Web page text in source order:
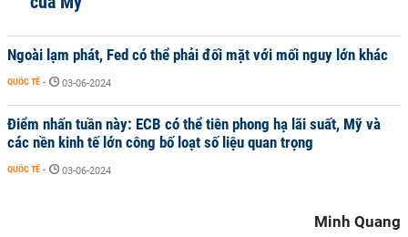
Ngoài lạm phát, Fed có thể phải đối mặt với mối nguy lớn khác
QUỐC TẾ - 03-06-2024
Điểm nhấn tuần này: ECB có thể tiên phong hạ lãi suất, Mỹ và
các nền kinh tế lớn công bố loạt số liệu quan trọng
QUỐC TẾ - 03-06-2024
Minh Quang